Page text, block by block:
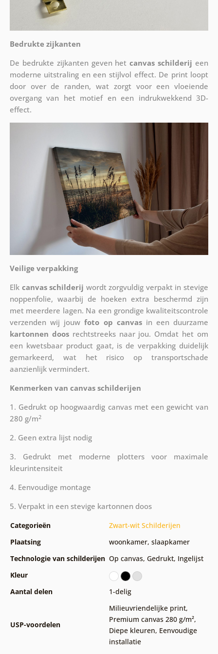
Bedrukte zijkanten
De bedrukte zijkanten geven hetcanvas schilderij een
moderne uitstraling en een stijlvol effect. De print loopt
door over de randen, wat zorgt voor een vloeiende
overgang van het motief en een indrukwekkend 3D-
effect.
Veilige verpakking
Elk canvas schilderij wordt zorgvuldig verpakt in stevige
noppenfolie, waarbij de hoeken extra beschermd zijn
met meerdere lagen. Na een grondige kwaliteitscontrole
verzenden wij jouwfoto op canvasin een duurzame
kartonnen doosrechtstreeks naar jou. Omdat het om
een kwetsbaar product gaat, is de verpakking duidelijk
gemarkeerd, wat het risico op transportschade
aanzienlijk vermindert.
Kenmerken van canvas schilderijen
1. Gedrukt op hoogwaardig canvas met een gewicht van
280 g/m2
2. Geen extra lijst nodig
3. Gedrukt met moderne plotters voor maximale
kleurintensiteit
4. Eenvoudige montage
5. Verpakt in een stevige kartonnen doos
Categorieën
Zwart-wit Schilderijen
Plaatsing
woonkamer, slaapkamer
Technologie van schilderijen Op canvas, Gedrukt, Ingelijst
Kleur
Aantal delen
1-delig
USP-voordelen
Milieuvriendelijke print,
Premium canvas 280 g/m²,
Diepe kleuren, Eenvoudige
installatie